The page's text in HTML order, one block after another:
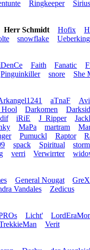
Ringkeeper Sirius
Herr Schmidt Hofix
snowflake
Faith Fanatic
Pinguinkiller snore She
aTnaF
Hool Darkomen
iRiE J_Ripper
MaPa martram
Pumuckl Raptor
spack Spiritual
verri Verwirrter
General Nougat
Vandales Zedicus
Licht'
Verit